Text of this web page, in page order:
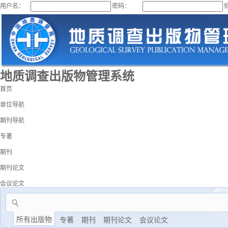
用户名： 密码：
地质调查出版物管理系统
首页
单位导航
期刊导航
专著
期刊
期刊论文
会议论文
所有出版物 专著 期刊 期刊论文 会议论文